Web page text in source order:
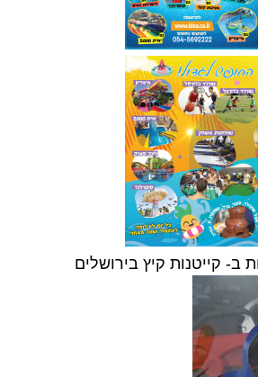
ב- קייטנות קיץ בירושלים